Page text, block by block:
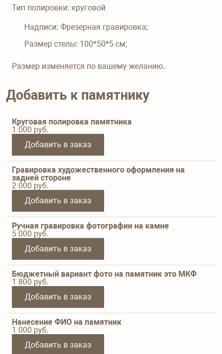
Тип полировки: круговой
Надписи: Фрезерная гравировка;
Размер стелы: 100*50*5 см;
Размер изменяется по вашему желанию.
Добавить к памятнику
Круговая полировка памятника
1 000 руб.
Добавить в заказ
Гравировка художественного оформления на
задней стороне
2 000 руб.
Добавить в заказ
Ручная гравировка фотографии на камне
5 000 руб.
Добавить в заказ
Бюджетный вариант фото на памятник это МКФ
1 800 руб.
Добавить в заказ
Нанесение ФИО на памятник
1 000 руб.
Добавить в заказ